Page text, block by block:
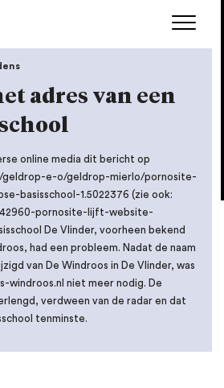
adres van een
online media dit bericht op
geldrop-e-o/geldrop-mierlo/pornosite-
basisschool-1.5022376 (zie ook:
pornosite-lijft-website-
De Vlinder, voorheen bekend
had een probleem. Nadat de naam
van De Windroos in De Vlinder, was
windroos.nl niet meer nodig. De
verdween van de radar en dat
tenminste.